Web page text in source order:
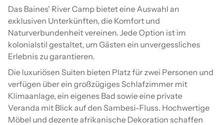
Das Baines' River Camp bietet eine Auswahl an
exklusiven Unterkünften, die Komfort und
Naturverbundenheit vereinen. Jede Option ist im
kolonialstil gestaltet, um Gästen ein unvergessliches
Erlebnis zu garantieren.
Die luxuriösen Suiten bieten Platz für zwei Personen und
verfügen über ein großzügiges Schlafzimmer mit
Klimaanlage, ein eigenes Bad sowie eine private
Veranda mit Blick auf den Sambesi-Fluss. Hochwertige
Möbel und dezente afrikanische Dekoration schaffen